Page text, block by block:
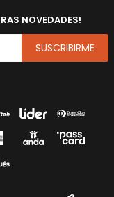
NOVEDADES!
SUSCRIBIRME